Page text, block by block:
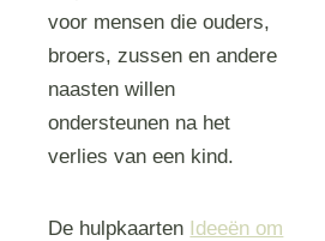
voor mensen die ouders,
broers, zussen en andere
naasten willen
ondersteunen na het
verlies van een kind.
De hulpkaarten Ideeën om